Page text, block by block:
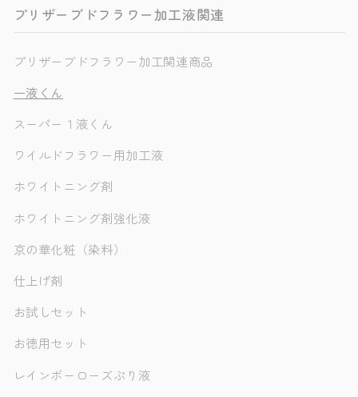
プリザーブドフラワー加工液関連
プリザーブドフラワー加工関連商品
一液くん
スーパー１液くん
ワイルドフラワー用加工液
ホワイトニング剤
ホワイトニング剤強化液
京の華化粧（染料）
仕上げ剤
お試しセット
お徳用セット
レインボーローズぷり液